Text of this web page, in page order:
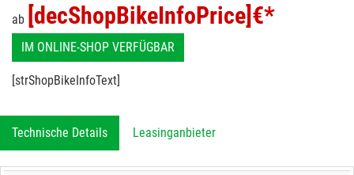
ab [decShopBikeInfoPrice] €*
IM ONLINE-SHOP VERFÜGBAR
[strShopBikeInfoText]
Technische Details Leasinganbieter